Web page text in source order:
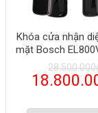
Khóa cửa nhận
mặt Bosch
28.500.000